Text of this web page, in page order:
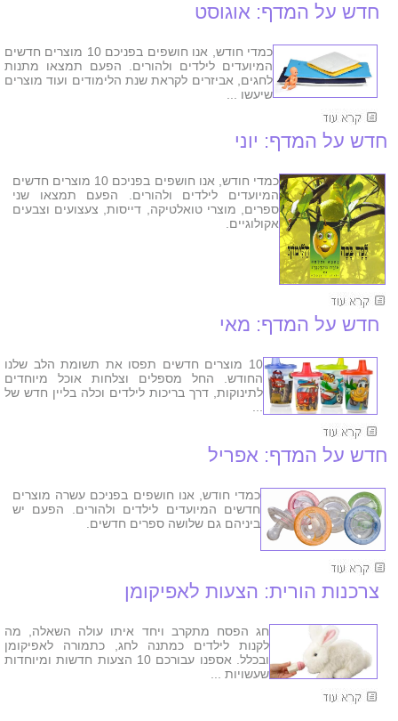
חדש על המדף: אוגוסט
כמדי חודש, אנו חושפים בפניכם 10 מוצרים חדשים
המיועדים לילדים ולהורים. הפעם תמצאו מתנות
לחגים, אביזרים לקראת שנת הלימודים ועוד מוצרים
שיעשו ...
חדש על המדף: יוני
כמדי חודש, אנו חושפים בפניכם 10 מוצרים חדשים
המיועדים לילדים ולהורים. הפעם תמצאו שני
ספרים, מוצרי טואלטיקה, דייסות, צעצועים וצבעים
אקולוגיים.
חדש על המדף: מאי
10 מוצרים חדשים תפסו את תשומת הלב שלנו
החודש. החל מספלים וצלחות אוכל מיוחדים
לתינוקות, דרך בריכות לילדים וכלה בליין חדש של
חדש על המדף: אפריל
כמדי חודש, אנו חושפים בפניכם עשרה מוצרים
חדשים המיועדים לילדים ולהורים. הפעם יש
ביניהם גם שלושה ספרים חדשים.
צרכנות הורית: הצעות לאפיקומן
חג הפסח מתקרב ויחד איתו עולה השאלה, מה
לקנות לילדים כמתנה לחג, כתמורה לאפיקומן
ובכלל. אספנו עבורכם 10 הצעות חדשות ומיוחדות
שעשויות ...